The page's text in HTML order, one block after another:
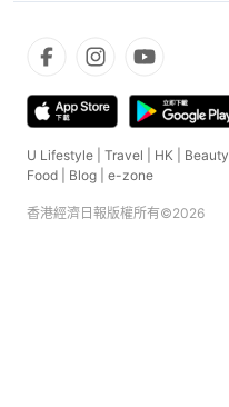
U Lifestyle Travel HK Beauty
Food
Blog e-zone
香港經濟日報版權所有©2026